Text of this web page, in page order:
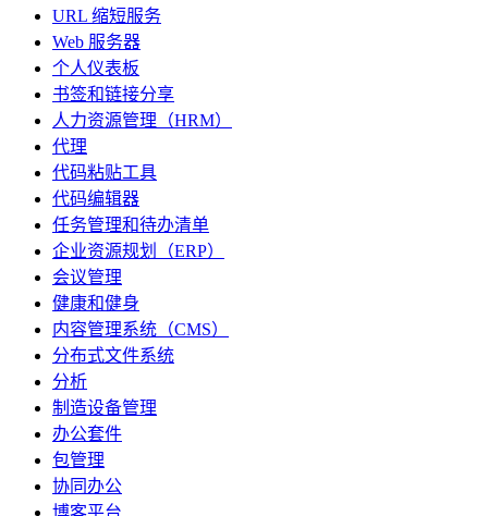
URL 缩短服务
Web 服务器
个人仪表板
书签和链接分享
人力资源管理（HRM）
代理
代码粘贴工具
代码编辑器
任务管理和待办清单
企业资源规划（ERP）
会议管理
健康和健身
内容管理系统（CMS）
分布式文件系统
分析
制造设备管理
办公套件
包管理
协同办公
博客平台